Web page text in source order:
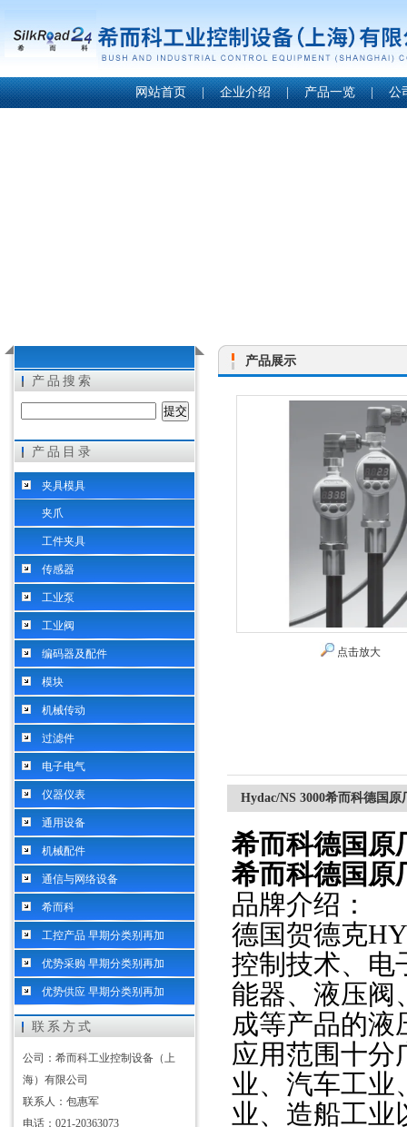
希而科工业控制设备（上海）有限公司
网站首页 | 企业介绍 | 产品一览 | 公
产品搜索
产品目录
夹具模具
夹爪
工件夹具
传感器
工业泵
工业阀
编码器及配件
模块
机械传动
过滤件
电子电气
仪器仪表
通用设备
机械配件
通信与网络设备
希而科
工控产品 早期分类别再加
优势采购 早期分类别再加
优势供应 早期分类别再加
联系方式
公司：希而科工业控制设备（上
海）有限公司
联系人：包惠军
电话：021-20363073
产品展示
点击放大
Hydac/NS 3000希而科德国
希而科德国原
希而科德国原
品牌介绍：
德国贺德克
控制技术、电
能器、液压阀
成等产品的液
应用范围十分
业、汽车工业
业、造船工业